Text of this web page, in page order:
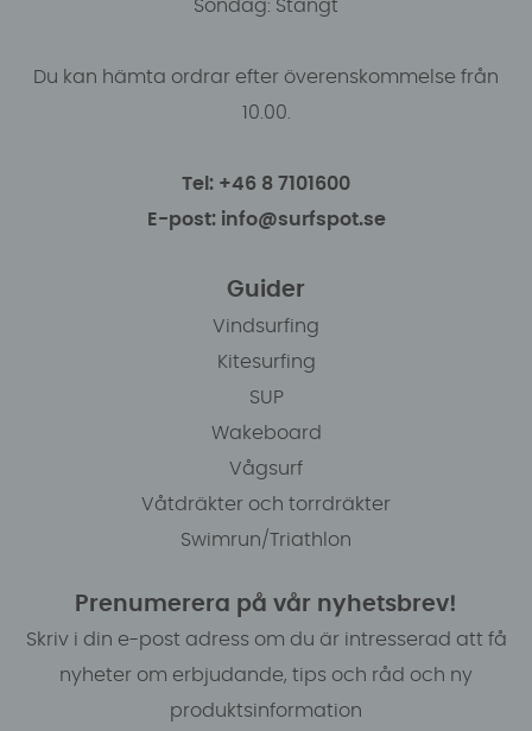
Söndag: Stängt
Du kan hämta ordrar efter överenskommelse från
10.00.
Tel: +46 8 7101600
E-post: info@surfspot.se
Guider
Vindsurfing
Kitesurfing
SUP
Wakeboard
Vågsurf
Våtdräkter och torrdräkter
Swimrun/Triathlon
Prenumerera på vår nyhetsbrev!
Skriv i din e-post adress om du är intresserad att få
nyheter om erbjudande, tips och råd och ny
produktsinformation